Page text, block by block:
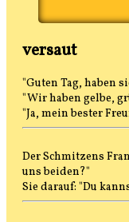
versaut
"Guten Tag, haben
"Wir haben gelbe,
"Ja, mein bester
Der Schmitzens
uns beiden?"
Sie darauf: "Du